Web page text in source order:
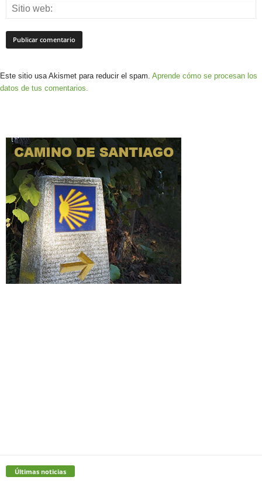
Este sitio usa Akismet para reducir el spam. Aprende cómo se procesan los
datos de tus comentarios.
Últimas noticias